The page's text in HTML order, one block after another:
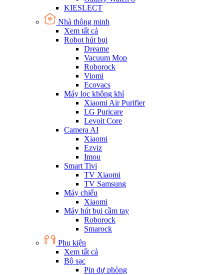
KIESLECT
Nhà thông minh
Xem tất cả
Robot hút bụi
Dreame
Vacuum Mop
Roborock
Viomi
Ecovacs
Máy lọc không khí
Xiaomi Air Purifier
LG Puricare
Levoit Core
Camera AI
Xiaomi
Ezviz
Imou
Smart Tivi
TV Xiaomi
TV Samsung
Máy chiếu
Xiaomi
Máy hút bụi cầm tay
Roborock
Smarock
Phụ kiện
Xem tất cả
Bộ sạc
Pin dự phòng